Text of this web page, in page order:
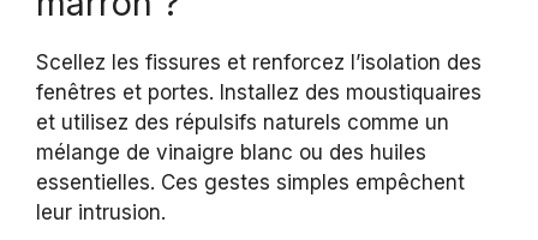
Scellez les fissures et renforcez l’isolation des
fenêtres et portes. Installez des moustiquaires
et utilisez des répulsifs naturels comme un
mélange de vinaigre blanc ou des huiles
essentielles. Ces gestes simples empêchent
leur intrusion.